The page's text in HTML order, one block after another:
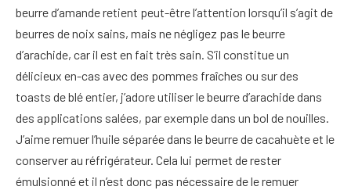
beurre d’amande retient peut-être l’attention lorsqu’il s’agit de
beurres de noix sains, mais ne négligez pas le beurre
d’arachide, car il est en fait très sain. S’il constitue un
délicieux en-cas avec des pommes fraîches ou sur des
toasts de blé entier, j’adore utiliser le beurre d’arachide dans
des applications salées, par exemple dans un bol de nouilles.
J’aime remuer l’huile séparée dans le beurre de cacahuète et le
conserver au réfrigérateur. Cela lui permet de rester
émulsionné et il n’est donc pas nécessaire de le remuer